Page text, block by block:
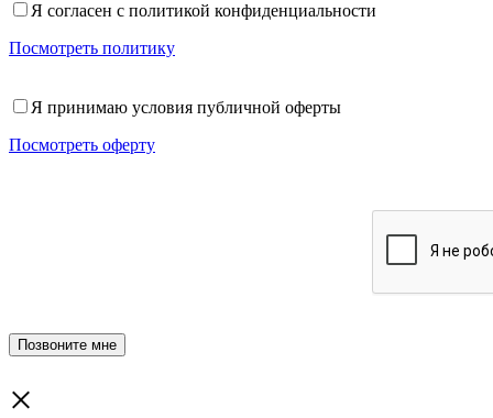
Я согласен с политикой конфиденциальности
Посмотреть политику
Я принимаю условия публичной оферты
Посмотреть оферту
×